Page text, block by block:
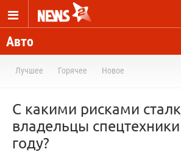
Авто
Лучшее Горячее Новое
С какими рисками
владельцы
году?